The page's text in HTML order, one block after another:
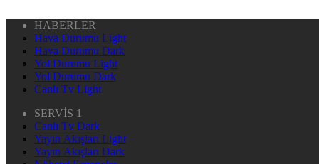
HABERLER
Hava Durumu Light
Hava Durumu Dark
Yol Durumu Light
Yol Durumu Dark
Canlı Tv Light
SERVİS 1
Canlı Tv Dark
Yayın Akışları Light
Yayın Akışları Dark